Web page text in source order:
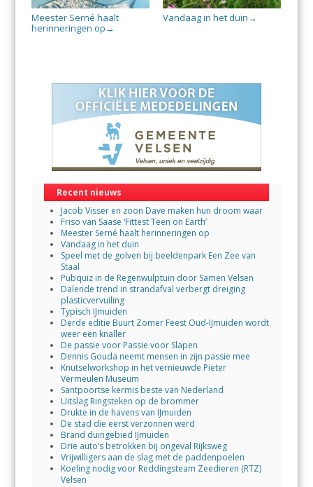
Meester Serné haalt
herinneringen op →
Vandaag in het duin →
Recent nieuws
Jacob Visser en zoon Dave maken hun droom waar
Friso van Saase ‘Fittest Teen on Earth’
Meester Serné haalt herinneringen op
Vandaag in het duin
Speel met de golven bij beeldenpark Een Zee van
Staal
Pubquiz in de Regenwulptuin door Samen Velsen
Dalende trend in strandafval verbergt dreiging
plasticvervuiling
Typisch IJmuiden
Derde editie Buurt Zomer Feest Oud-IJmuiden wordt
weer een knaller
De passie voor Passie voor Slapen
Dennis Gouda neemt mensen in zijn passie mee
Knutselworkshop in het vernieuwde Pieter
Vermeulen Museum
Santpoortse kermis beste van Nederland
Uitslag Ringsteken op de brommer
Drukte in de havens van IJmuiden
De stad die eerst verzonnen werd
Brand duingebied IJmuiden
Drie auto’s betrokken bij ongeval Rijksweg
Vrijwilligers aan de slag met de paddenpoelen
Koeling nodig voor Reddingsteam Zeedieren (RTZ)
Velsen